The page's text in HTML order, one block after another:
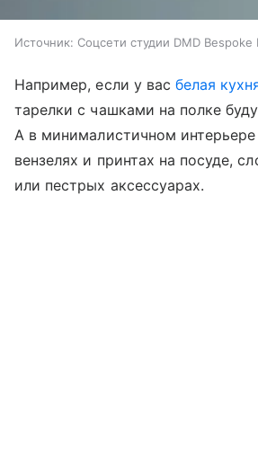
Источник: Соцсети студии DMD Bespoke
Например, если у васбелая
тарелки с чашками на полке
А в минималистичном
вензелях и принтах на посуде,
или пестрых аксессуарах.